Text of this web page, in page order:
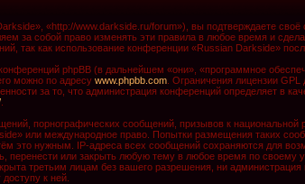
«http://www.darkside.ru/forum»), вы подтверждаете
за собой право изменять эти правила в любое время и
так как использование конференции «Russian Darkside»
phpBB (в дальнейшем «они», «программное
можно по адресу www.phpbb.com. Ограничения лицензии GPL
за то, что администрация конференций определяет в
.
порнографических сообщений, призывов к
или международное право. Попытки размещения таких
это нужным. IP-адреса всех сообщений сохраняются для
или закрыть любую тему в любое время по своему
третьим лицам без вашего разрешения, ни
к ней.